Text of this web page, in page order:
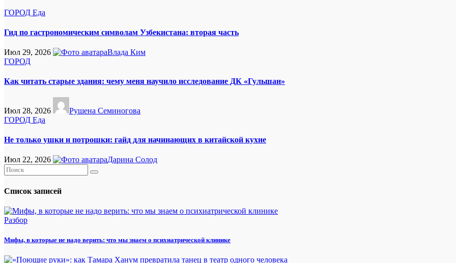
ГОРОД Еда
Гид по гастрономическим символам Узбекистана: вторая часть
Июл 29, 2026
Влада Ким
ГОРОД
Как читать старые здания: чему меня научило исследование ДК «Гульшан»
Июл 28, 2026
Рушена Семиногова
ГОРОД Еда
Не только ушки и потрошки: гайд для начинающих в китайской кухне
Июл 22, 2026 Дарина Солод
Список записей
Разбор
Мифы, в которые не надо верить: что мы знаем о психиатрической клинике